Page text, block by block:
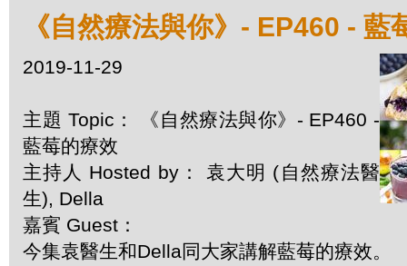
《自然療法與你》- EP460 - 藍
2019-11-29
主題 Topic： 《自然療法與你》- EP460 -
藍莓的療效
主持人 Hosted by： 袁大明 (自然療法醫
生), Della
嘉賓 Guest：
今集袁醫生和Della同大家講解藍莓的療效。